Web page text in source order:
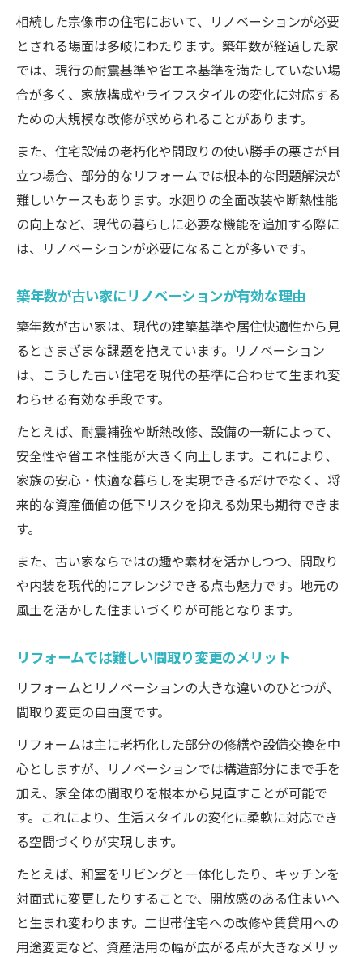
相続した宗像市の住宅において、リノベーションが必要
とされる場面は多岐にわたります。築年数が経過した家
では、現行の耐震基準や省エネ基準を満たしていない場
合が多く、家族構成やライフスタイルの変化に対応する
ための大規模な改修が求められることがあります。
また、住宅設備の老朽化や間取りの使い勝手の悪さが目
立つ場合、部分的なリフォームでは根本的な問題解決が
難しいケースもあります。水廻りの全面改装や断熱性能
の向上など、現代の暮らしに必要な機能を追加する際に
は、リノベーションが必要になることが多いです。
築年数が古い家にリノベーションが有効な理由
築年数が古い家は、現代の建築基準や居住快適性から見
るとさまざまな課題を抱えています。リノベーション
は、こうした古い住宅を現代の基準に合わせて生まれ変
わらせる有効な手段です。
たとえば、耐震補強や断熱改修、設備の一新によって、
安全性や省エネ性能が大きく向上します。これにより、
家族の安心・快適な暮らしを実現できるだけでなく、将
来的な資産価値の低下リスクを抑える効果も期待できま
す。
また、古い家ならではの趣や素材を活かしつつ、間取り
や内装を現代的にアレンジできる点も魅力です。地元の
風土を活かした住まいづくりが可能となります。
リフォームでは難しい間取り変更のメリット
リフォームとリノベーションの大きな違いのひとつが、
間取り変更の自由度です。
リフォームは主に老朽化した部分の修繕や設備交換を中
心としますが、リノベーションでは構造部分にまで手を
加え、家全体の間取りを根本から見直すことが可能で
す。これにより、生活スタイルの変化に柔軟に対応でき
る空間づくりが実現します。
たとえば、和室をリビングと一体化したり、キッチンを
対面式に変更したりすることで、開放感のある住まいへ
と生まれ変わります。二世帯住宅への改修や賃貸用への
用途変更など、資産活用の幅が広がる点が大きなメリッ